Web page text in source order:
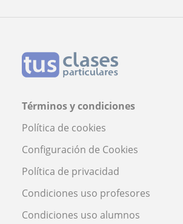
Términos y condiciones
Política de cookies
Configuración de Cookies
Política de privacidad
Condiciones uso profesores
Condiciones uso alumnos